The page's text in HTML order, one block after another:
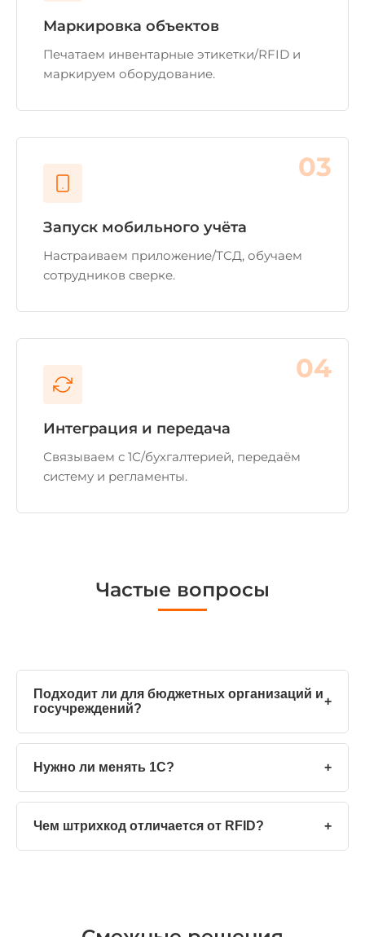
Маркировка объектов
Печатаем инвентарные этикетки/RFID и
маркируем оборудование.
03
Запуск мобильного учёта
Настраиваем приложение/ТСД, обучаем
сотрудников сверке.
04
Интеграция и передача
Связываем с 1С/бухгалтерией, передаём
систему и регламенты.
Частые вопросы
Подходит ли для бюджетных организаций и
госучреждений?
+
Нужно ли менять 1С? +
Чем штрихкод отличается от RFID? +